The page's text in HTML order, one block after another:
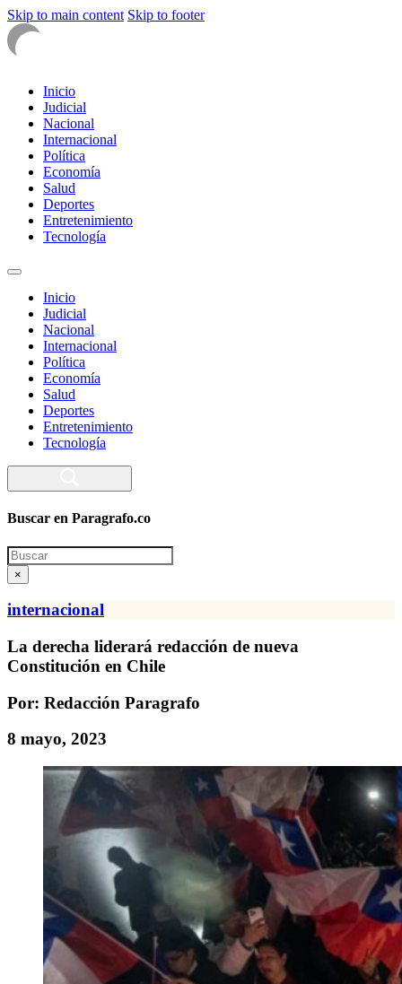
Skip to main content Skip to footer
Inicio
Judicial
Nacional
Internacional
Política
Economía
Salud
Deportes
Entretenimiento
Tecnología
Inicio
Judicial
Nacional
Internacional
Política
Economía
Salud
Deportes
Entretenimiento
Tecnología
Buscar en Paragrafo.co
Search
×
internacional
La derecha liderará redacción de nueva
Constitución en Chile
Por: Redacción Paragrafo
8 mayo, 2023